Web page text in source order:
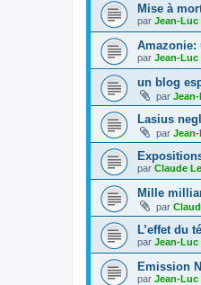
Mise à
par Jean-Luc
par Jean-Luc
un blog
par
Lasius
par
par Claude
Mille
par
L’effet du
par Jean-Luc
Emission
par Jean-Luc